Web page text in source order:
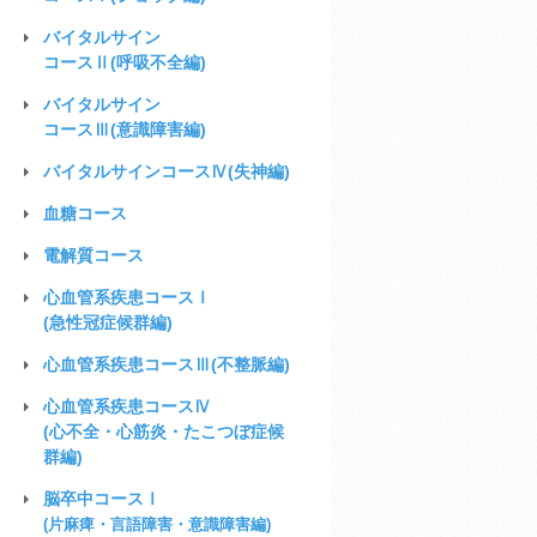
バイタルサイン
コースⅡ(呼吸不全編)
バイタルサイン
コースⅢ(意識障害編)
バイタルサインコースⅣ(失神編)
血糖コース
電解質コース
心血管系疾患コースⅠ
(急性冠症候群編)
心血管系疾患コースⅢ(不整脈編)
心血管系疾患コースⅣ
(心不全・心筋炎・たこつぼ症候
群編)
脳卒中コースⅠ
(片麻痺・言語障害・意識障害編)